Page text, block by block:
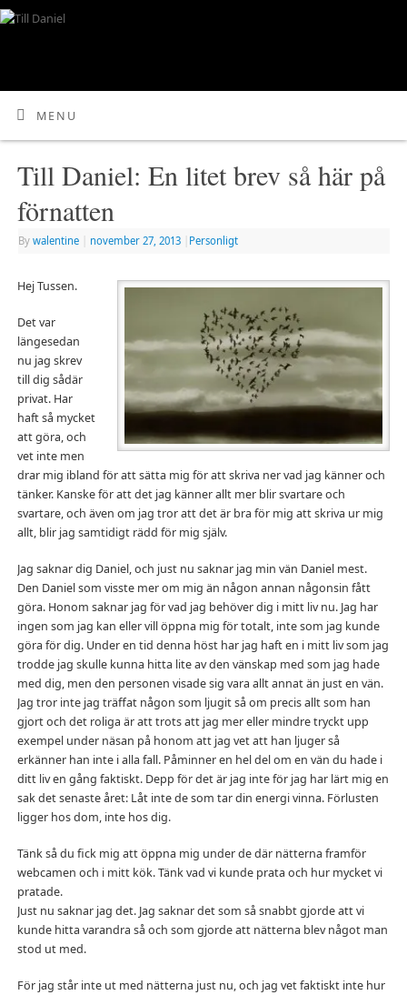
MENU
Till Daniel: En litet brev så här på
förnatten
By walentine november 27, 2013 Personligt
Hej Tussen.
Det var
längesedan
nu jag skrev
till dig sådär
privat. Har
haft så mycket
att göra, och
vet inte men
drar mig ibland för att sätta mig för att skriva ner vad jag känner och
tänker. Kanske för att det jag känner allt mer blir svartare och
svartare, och även om jag tror att det är bra för mig att skriva ur mig
allt, blir jag samtidigt rädd för mig själv.
Jag saknar dig Daniel, och just nu saknar jag min vän Daniel mest.
Den Daniel som visste mer om mig än någon annan någonsin fått
göra. Honom saknar jag för vad jag behöver dig i mitt liv nu. Jag har
ingen som jag kan eller vill öppna mig för totalt, inte som jag kunde
göra för dig. Under en tid denna höst har jag haft en i mitt liv som jag
trodde jag skulle kunna hitta lite av den vänskap med som jag hade
med dig, men den personen visade sig vara allt annat än just en vän.
Jag tror inte jag träffat någon som ljugit så om precis allt som han
gjort och det roliga är att trots att jag mer eller mindre tryckt upp
exempel under näsan på honom att jag vet att han ljuger så
erkänner han inte i alla fall. Påminner en hel del om en vän du hade i
ditt liv en gång faktiskt. Depp för det är jag inte för jag har lärt mig en
sak det senaste året: Låt inte de som tar din energi vinna. Förlusten
ligger hos dom, inte hos dig.
Tänk så du fick mig att öppna mig under de där nätterna framför
webcamen och i mitt kök. Tänk vad vi kunde prata och hur mycket vi
pratade.
Just nu saknar jag det. Jag saknar det som så snabbt gjorde att vi
kunde hitta varandra så och som gjorde att nätterna blev något man
stod ut med.
För jag står inte ut med nätterna just nu, och jag vet faktiskt inte hur